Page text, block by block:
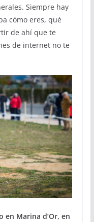
Siempre hay
cómo eres, qué
de ahí que te
de internet no te
en Marina d’Or, en